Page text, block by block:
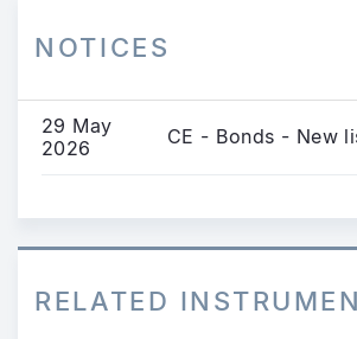
NOTICES
29 May
2026
CE - Bonds - New
RELATED